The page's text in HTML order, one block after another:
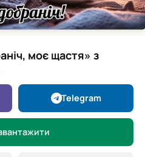
моє щастя» з
Telegram